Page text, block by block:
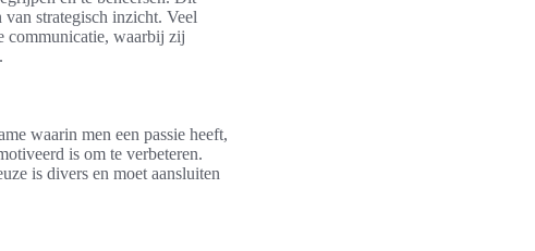
strategisch inzicht. Veel
communicatie, waarbij zij
waarin men een passie heeft,
is om te verbeteren.
is divers en moet aansluiten